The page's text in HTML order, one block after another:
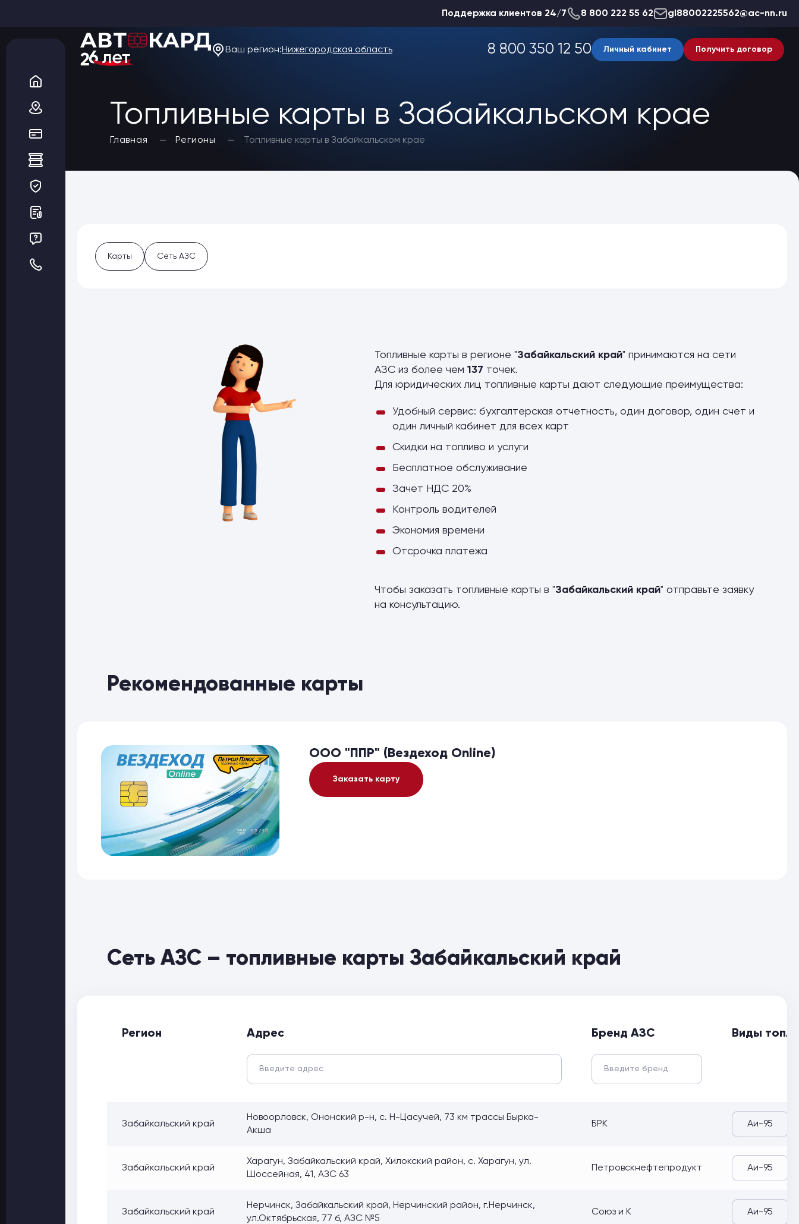
Поддержка клиентов 24/7 8 800 222 55 62 gl88002225562@ac-nn.ru
Ваш регион:Нижегородская область 8 800 350 12 50 Личный кабинет Получить договор
Топливные карты в Забайкальском крае
Главная Регионы Топливные карты в Забайкальском крае
Карты Сеть АЗС
Топливные карты в регионе "Забайкальский край" принимаются на сети
АЗС из более чем 137 точек.
Для юридических лиц топливные карты дают следующие преимущества:
Удобный сервис: бухгалтерская отчетность, один договор, один счет и
один личный кабинет для всех карт
Скидки на топливо и услуги
Бесплатное обслуживание
Зачет НДС 20%
Контроль водителей
Экономия времени
Отсрочка платежа
Чтобы заказать топливные карты в "Забайкальский край" отправьте заявку
на консультацию.
Рекомендованные карты
ООО "ППР" (Вездеход Online)
Заказать карту
Сеть АЗС – топливные карты Забайкальский край
Регион Адрес Бренд АЗС Виды
Забайкальский край
Новоорловск, Ононский р-н, с. Н-Цасучей, 73 км трассы Бырка-
Акша
БРК Аи-95
Забайкальский край
Харагун, Забайкальский край, Хилокский район, с. Харагун, ул.
Шоссейная, 41, АЗС 63
Петровскнефтепродукт Аи-95
Забайкальский край
Нерчинск, Забайкальский край, Нерчинский район, г.Нерчинск,
ул.Октябрьская, 77 б, АЗС №5
Союз и К Аи-95
О компании
Акции
Благотворительность
Статьи
Топливные карты
Заказать карты
Получить выгоду
Регионы
Бренды АЗС
Шиномонтаж
Оптовые поставки
Электронные перевозочные документы